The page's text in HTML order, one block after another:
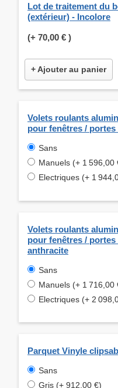
Lot de traitement du
(extérieur) - Incolore
(+ 70,00 € )
+ Ajouter au panier
Volets roulants
pour fenêtres / portes
Sans
Manuels (+ 1 596,00
Electriques (+ 1
Volets roulants
pour fenêtres / portes
anthracite
Sans
Manuels (+ 1 716,00
Electriques (+ 2
Parquet Vinyle
Sans
Gris (+ 912,00 €)